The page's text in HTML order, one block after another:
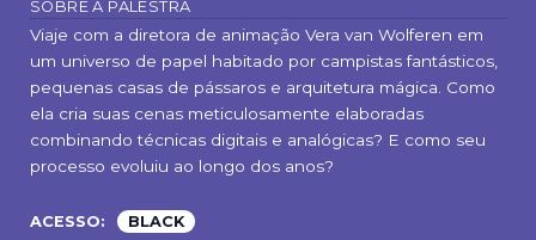
SOBRE A PALESTRA
Viaje com a diretora de animação Vera van Wolferen em
um universo de papel habitado por campistas fantásticos,
pequenas casas de pássaros e arquitetura mágica. Como
ela cria suas cenas meticulosamente elaboradas
combinando técnicas digitais e analógicas? E como seu
processo evoluiu ao longo dos anos?
ACESSO: BLACK